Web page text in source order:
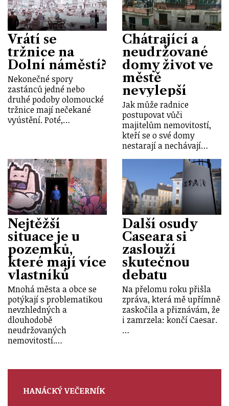
Vrátí se
tržnice na
Dolní náměstí?
Nekonečné spory
zastánců jedné nebo
druhé podoby olomoucké
tržnice mají nečekané
vyústění. Poté,…
Chátrající a
neudržované
domy život ve
městě
nevylepší
Jak může radnice
postupovat vůči
majitelům nemovitostí,
kteří se o své domy
nestarají a nechávají…
Nejtěžší
situace je u
pozemků,
které mají více
vlastníků
Mnohá města a obce se
potýkají s problematikou
nevzhledných a
dlouhodobě
neudržovaných
nemovitostí.…
Další osudy
Caseara si
zaslouží
skutečnou
debatu
Na přelomu roku přišla
zpráva, která mě upřímně
zaskočila a přiznávám, že
i zamrzela: končí Caesar.
…
HANÁCKÝ VEČERNÍK